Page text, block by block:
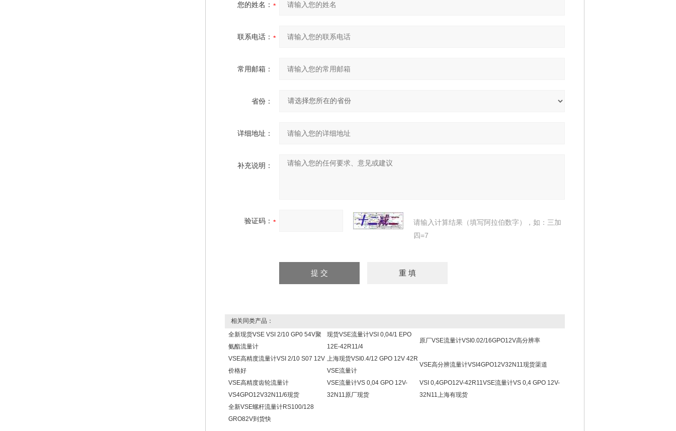
您的姓名：
联系电话：
常用邮箱：
省份：
详细地址：
补充说明：
验证码：
请输入计算结果（填写阿拉伯数字），如：三加
四=7
相关同类产品：
全新现货VSE VSI 2/10 GP0 54V聚
氨酯流量计
现货VSE流量计VSI 0,04/1 EPO
12E-42R11/4
原厂VSE流量计VSI0.02/16GPO12V高分辨率
VSE高精度流量计VSI 2/10 S07 12V
价格好
上海现货VSI0.4/12 GPO 12V 42R
VSE流量计
VSE高分辨流量计VSI4GPO12V32N11现货渠道
VSE高精度齿轮流量计
VS4GPO12V32N11/6现货
VSE流量计VS 0,04 GPO 12V-
32N11原厂现货
VSI 0,4GPO12V-42R11VSE流量计VS 0,4 GPO 12V-
32N11上海有现货
全新VSE螺杆流量计RS100/128
GRO82V到货快